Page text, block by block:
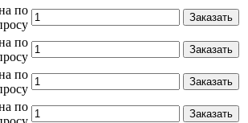
по
Заказать
по
Заказать
по
Заказать
по
Заказать